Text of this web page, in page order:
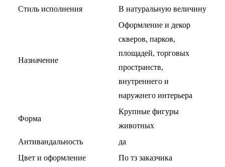
Стиль исполнения
В натуральную величину
Назначение
Оформление и декор
скверов, парков,
площадей, торговых
пространств,
внутреннего и
наружнего интерьера
Форма
Крупные фигуры
животных
Антивандальность
да
Цвет и оформление
По тз заказчика